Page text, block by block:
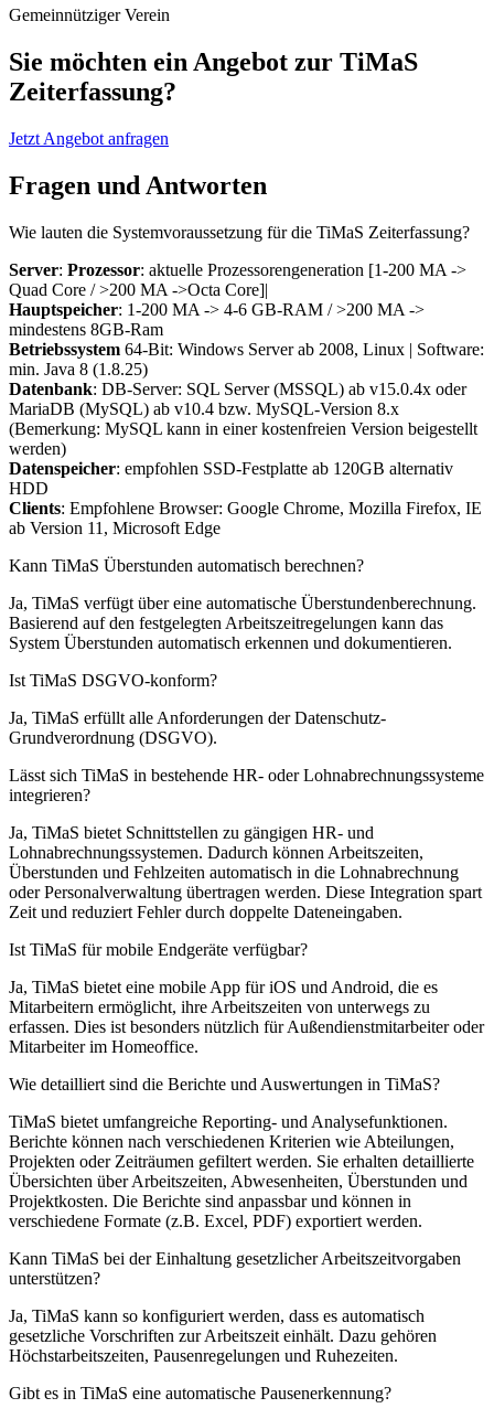
Gemeinnütziger Verein
Sie möchten ein Angebot zur TiMaS
Zeiterfassung?
Jetzt Angebot anfragen
Fragen und Antworten
Wie lauten die Systemvoraussetzung für die TiMaS Zeiterfassung?
Server: Prozessor: aktuelle Prozessorengeneration [1-200 MA ->
Quad Core / >200 MA ->Octa Core]|
Hauptspeicher: 1-200 MA -> 4-6 GB-RAM / >200 MA ->
mindestens 8GB-Ram
Betriebssystem 64-Bit: Windows Server ab 2008, Linux | Software:
min. Java 8 (1.8.25)
Datenbank: DB-Server: SQL Server (MSSQL) ab v15.0.4x oder
MariaDB (MySQL) ab v10.4 bzw. MySQL-Version 8.x
(Bemerkung: MySQL kann in einer kostenfreien Version beigestellt
werden)
Datenspeicher: empfohlen SSD-Festplatte ab 120GB alternativ
HDD
Clients: Empfohlene Browser: Google Chrome, Mozilla Firefox, IE
ab Version 11, Microsoft Edge
Kann TiMaS Überstunden automatisch berechnen?
Ja, TiMaS verfügt über eine automatische Überstundenberechnung.
Basierend auf den festgelegten Arbeitszeitregelungen kann das
System Überstunden automatisch erkennen und dokumentieren.
Ist TiMaS DSGVO-konform?
Ja, TiMaS erfüllt alle Anforderungen der Datenschutz-
Grundverordnung (DSGVO).
Lässt sich TiMaS in bestehende HR- oder Lohnabrechnungssysteme
integrieren?
Ja, TiMaS bietet Schnittstellen zu gängigen HR- und
Lohnabrechnungssystemen. Dadurch können Arbeitszeiten,
Überstunden und Fehlzeiten automatisch in die Lohnabrechnung
oder Personalverwaltung übertragen werden. Diese Integration spart
Zeit und reduziert Fehler durch doppelte Dateneingaben.
Ist TiMaS für mobile Endgeräte verfügbar?
Ja, TiMaS bietet eine mobile App für iOS und Android, die es
Mitarbeitern ermöglicht, ihre Arbeitszeiten von unterwegs zu
erfassen. Dies ist besonders nützlich für Außendienstmitarbeiter oder
Mitarbeiter im Homeoffice.
Wie detailliert sind die Berichte und Auswertungen in TiMaS?
TiMaS bietet umfangreiche Reporting- und Analysefunktionen.
Berichte können nach verschiedenen Kriterien wie Abteilungen,
Projekten oder Zeiträumen gefiltert werden. Sie erhalten detaillierte
Übersichten über Arbeitszeiten, Abwesenheiten, Überstunden und
Projektkosten. Die Berichte sind anpassbar und können in
verschiedene Formate (z.B. Excel, PDF) exportiert werden.
Kann TiMaS bei der Einhaltung gesetzlicher Arbeitszeitvorgaben
unterstützen?
Ja, TiMaS kann so konfiguriert werden, dass es automatisch
gesetzliche Vorschriften zur Arbeitszeit einhält. Dazu gehören
Höchstarbeitszeiten, Pausenregelungen und Ruhezeiten.
Gibt es in TiMaS eine automatische Pausenerkennung?